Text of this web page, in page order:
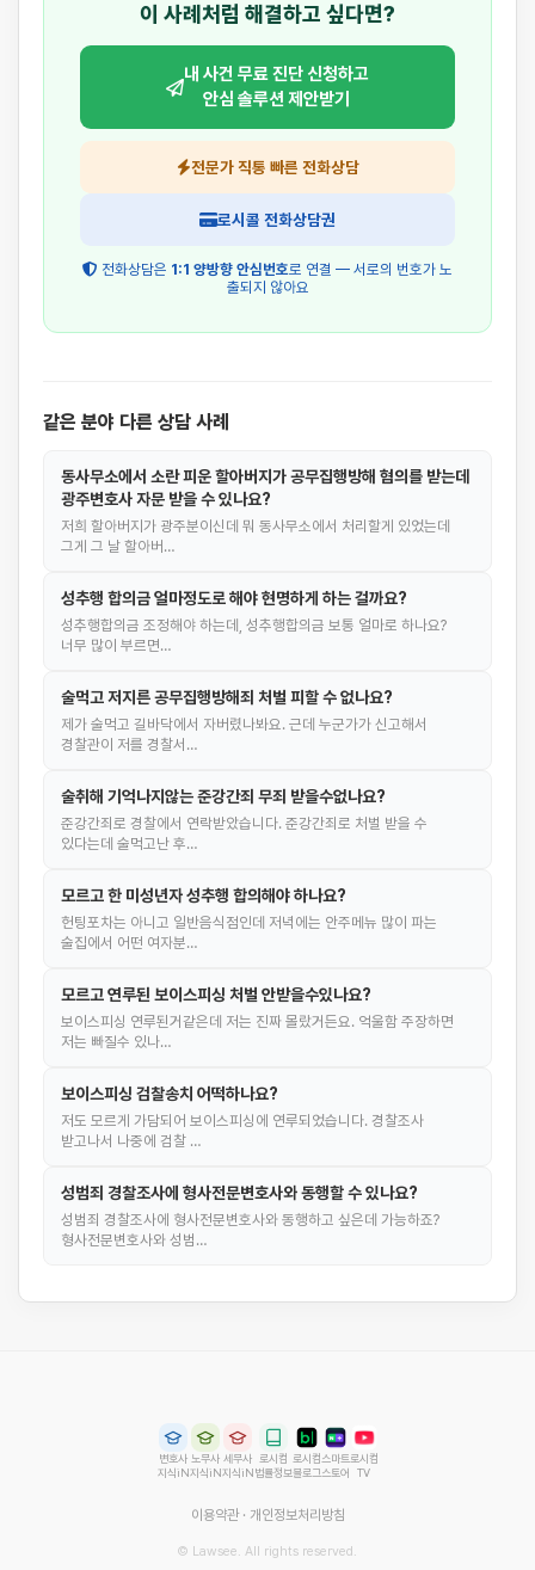
이 사례처럼 해결하고 싶다면?
내 사건 무료 진단 신청하고
안심 솔루션 제안받기
전문가 직통 빠른 전화상담
로시콜 전화상담권
전화상담은 1:1 양방향 안심번호로 연결 — 서로의 번호가 노
출되지 않아요
같은 분야 다른 상담 사례
동사무소에서 소란 피운 할아버지가 공무집행방해 혐의를 받는데
광주변호사 자문 받을 수 있나요?
저희 할아버지가 광주분이신데 뭐 동사무소에서 처리할게 있었는데
그게 그 날 할아버…
성추행 합의금 얼마정도로 해야 현명하게 하는 걸까요?
성추행합의금 조정해야 하는데, 성추행합의금 보통 얼마로 하나요?
너무 많이 부르면…
술먹고 저지른 공무집행방해죄 처벌 피할 수 없나요?
제가 술먹고 길바닥에서 자버렸나봐요. 근데 누군가가 신고해서
경찰관이 저를 경찰서…
술취해 기억나지않는 준강간죄 무죄 받을수없나요?
준강간죄로 경찰에서 연락받았습니다. 준강간죄로 처벌 받을 수
있다는데 술먹고난 후…
모르고 한 미성년자 성추행 합의해야 하나요?
헌팅포차는 아니고 일반음식점인데 저녁에는 안주메뉴 많이 파는
술집에서 어떤 여자분…
모르고 연루된 보이스피싱 처벌 안받을수있나요?
보이스피싱 연루된거같은데 저는 진짜 몰랐거든요. 억울함 주장하면
저는 빠질수 있나…
보이스피싱 검찰송치 어떡하나요?
저도 모르게 가담되어 보이스피싱에 연루되었습니다. 경찰조사
받고나서 나중에 검찰 …
성범죄 경찰조사에 형사전문변호사와 동행할 수 있나요?
성범죄 경찰조사에 형사전문변호사와 동행하고 싶은데 가능하죠?
형사전문변호사와 성범…
변호사
지식iN
노무사
지식iN
세무사
지식iN
로시컴
법률정보
로시컴
블로그
스마트
스토어
로시컴
TV
이용약관· 개인정보처리방침
© Lawsee. All rights reserved.